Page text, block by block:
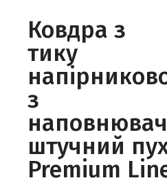
Ковдра з
тику
з
штучний
Premium